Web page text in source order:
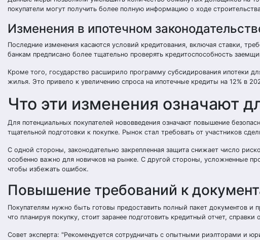
покупатели могут получить более полную информацию о ходе
Изменения в ипотечном
Последние изменения касаются условий кредитования, включая ставки,
банкам предписано более тщательно проверять кредитоспособность
Кроме того, государство расширило программу субсидирования ипотеки
жилья. Это привело к увеличению спроса на ипотечные кредиты на 12% в
Что эти изменения означают
Для потенциальных покупателей нововведения означают повышение
тщательной подготовки к покупке. Рынок стал требовать от участников
С одной стороны, законодательно закрепленная защита снижает число
особенно важно для новичков на рынке. С другой стороны, усложненные
чтобы избежать ошибок.
Повышение требований к
Покупателям нужно быть готовы предоставить полный пакет документов и
что планируя покупку, стоит заранее подготовить кредитный отчет,
Совет эксперта:
Рекомендуется сотрудничать с опытными риэлторами и